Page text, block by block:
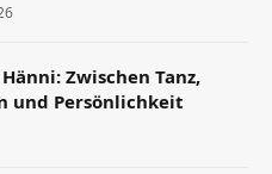
Zwischen Tanz,
und Persönlichkeit